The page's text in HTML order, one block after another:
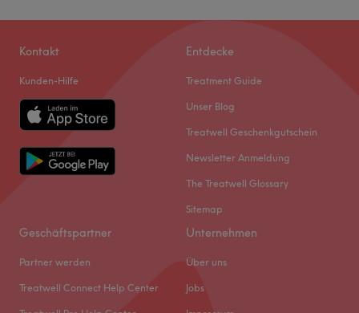
Kontakt
Kunden-Hilfe
Entdecke
Treatment Guide
Unser Blog
Treatwell Geschenkgutschein
Newsletter Anmeldung
The Treatwell Glossary
Sitemap
Geschäftspartner
Partner werden
Treatwell Connect Help Center
Unternehmen
Über uns
Jobs